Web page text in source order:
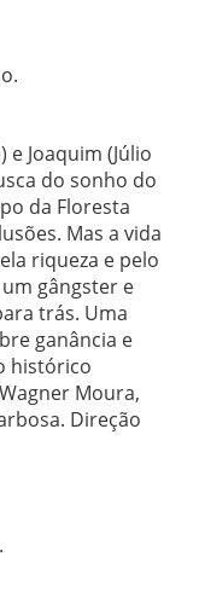
e Joaquim (Júlio
do sonho do
da Floresta
Mas a vida
riqueza e pelo
gângster e
trás. Uma
ganância e
histórico
Moura,
Direção